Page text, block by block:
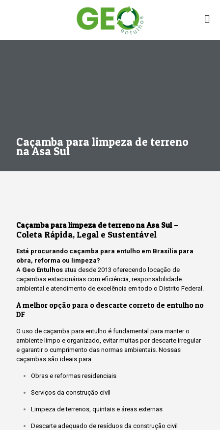
Caçamba para limpeza de terreno
na Asa Sul
Caçamba para limpeza de terreno na Asa Sul–
Coleta Rápida, Legal e Sustentável
Está procurando caçamba para entulho em Brasília para
obra, reforma ou limpeza?
A Geo Entulhos atua desde 2013 oferecendo locação de
caçambas estacionárias com eficiência, responsabilidade
ambiental e atendimento de excelência em todo o Distrito Federal.
A melhor opção para o descarte correto de entulho no
DF
O uso de caçamba para entulho é fundamental para manter o
ambiente limpo e organizado, evitar multas por descarte irregular
e garantir o cumprimento das normas ambientais. Nossas
caçambas são ideais para:
Obras e reformas residenciais
Serviços da construção civil
Limpeza de terrenos, quintais e áreas externas
Descarte adequado de resíduos da construção civil